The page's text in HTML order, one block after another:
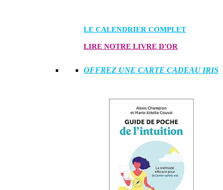
LE CALENDRIER COMPLET
LIRE NOTRE LIVRE D'OR
OFFREZ UNE CARTE CADEAU IRIS